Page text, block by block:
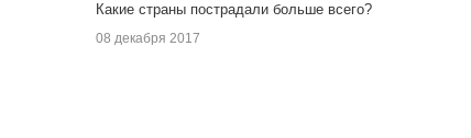
Какие страны пострадали больше всего?
08 декабря 2017